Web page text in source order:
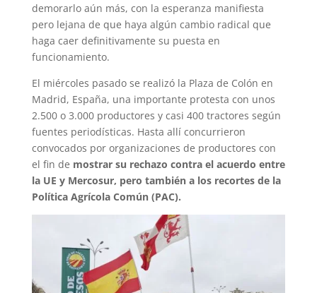
demorarlo aún más, con la esperanza manifiesta
pero lejana de que haya algún cambio radical que
haga caer definitivamente su puesta en
funcionamiento.
El miércoles pasado se realizó la Plaza de Colón en
Madrid, España, una importante protesta con unos
2.500 o 3.000 productores y casi 400 tractores según
fuentes periodísticas. Hasta allí concurrieron
convocados por organizaciones de productores con
el fin de mostrar su rechazo contra el acuerdo entre
la UE y Mercosur, pero también a los recortes de la
Política Agrícola Común (PAC).